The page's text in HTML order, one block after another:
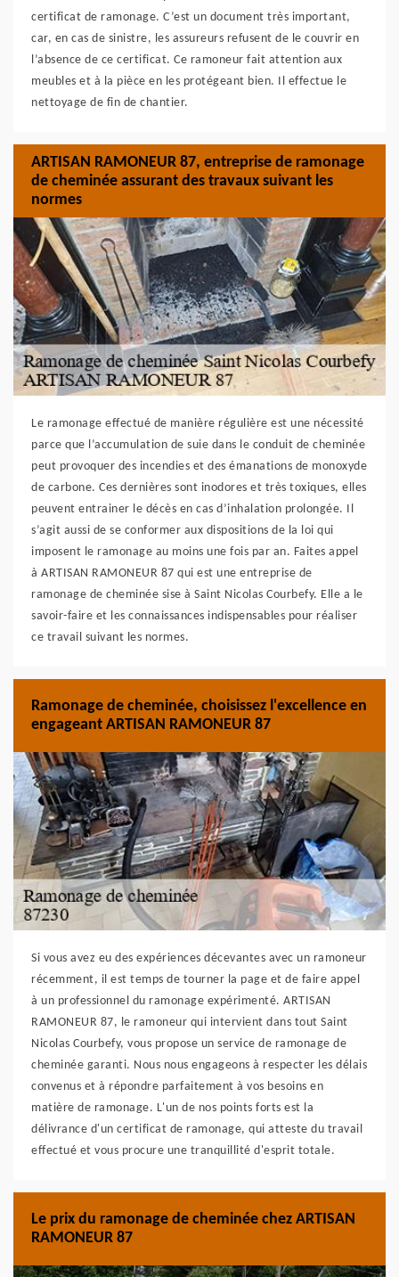
certificat de ramonage. C’est un document très important,
car, en cas de sinistre, les assureurs refusent de le couvrir en
l’absence de ce certificat. Ce ramoneur fait attention aux
meubles et à la pièce en les protégeant bien. Il effectue le
nettoyage de fin de chantier.
ARTISAN RAMONEUR 87, entreprise de ramonage
de cheminée assurant des travaux suivant les
normes
Le ramonage effectué de manière régulière est une nécessité
parce que l’accumulation de suie dans le conduit de cheminée
peut provoquer des incendies et des émanations de monoxyde
de carbone. Ces dernières sont inodores et très toxiques, elles
peuvent entrainer le décès en cas d’inhalation prolongée. Il
s’agit aussi de se conformer aux dispositions de la loi qui
imposent le ramonage au moins une fois par an. Faites appel
à ARTISAN RAMONEUR 87 qui est une entreprise de
ramonage de cheminée sise à Saint Nicolas Courbefy. Elle a le
savoir-faire et les connaissances indispensables pour réaliser
ce travail suivant les normes.
Ramonage de cheminée, choisissez l'excellence en
engageant ARTISAN RAMONEUR 87
Si vous avez eu des expériences décevantes avec un ramoneur
récemment, il est temps de tourner la page et de faire appel
à un professionnel du ramonage expérimenté. ARTISAN
RAMONEUR 87, le ramoneur qui intervient dans tout Saint
Nicolas Courbefy, vous propose un service de ramonage de
cheminée garanti. Nous nous engageons à respecter les délais
convenus et à répondre parfaitement à vos besoins en
matière de ramonage. L'un de nos points forts est la
délivrance d'un certificat de ramonage, qui atteste du travail
effectué et vous procure une tranquillité d'esprit totale.
Le prix du ramonage de cheminée chez ARTISAN
RAMONEUR 87